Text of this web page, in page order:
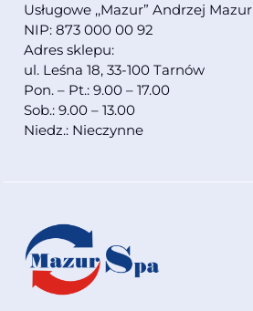
Usługowe ,,Mazur” Andrzej Mazur
NIP: 873 000 00 92
Adres sklepu:
ul. Leśna 18, 33-100 Tarnów
Pon. – Pt.: 9.00 – 17.00
Sob.: 9.00 – 13.00
Niedz.: Nieczynne